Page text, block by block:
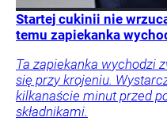
Startej cukinii nie
temu zapiekanka
Ta zapiekanka wychodzi
się przy krojeniu.
kilkanaście minut przed
składnikami.